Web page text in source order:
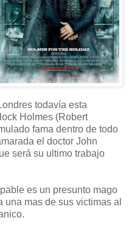
todavía esta
Holmes (Robert
fama dentro de todo
el doctor John
será su ultimo trabajo
es un presunto mago
mas de sus victimas al